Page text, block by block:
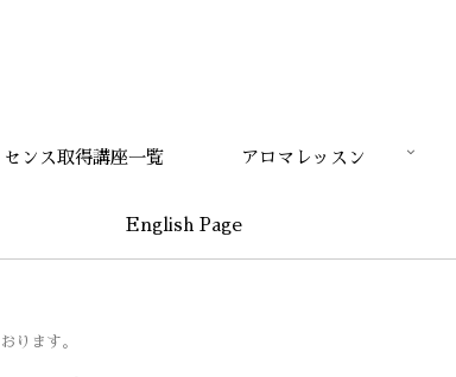
センス取得講座一覧 アロマレッスン
English Page
ります。